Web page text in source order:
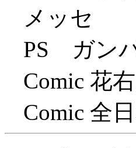
メッセ
PS ガン
Comic 花
Comic 全